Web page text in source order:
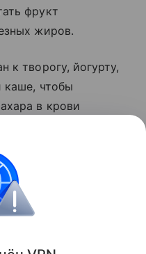
фрукт
жиров.
к творогу, йогурту,
каше, чтобы
в крови
на завтрак.
Поделиться